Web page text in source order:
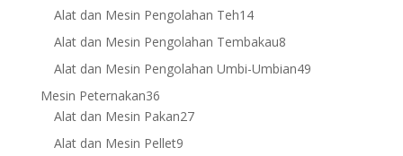
Alat dan Mesin Pengolahan Teh1414
products
Alat dan Mesin Pengolahan Tembakau88
products
Alat dan Mesin Pengolahan Umbi-Umbian4949
Mesin Peternakan3636
products
Alat dan Mesin Pakan2727
Alat dan Mesin Pellet99